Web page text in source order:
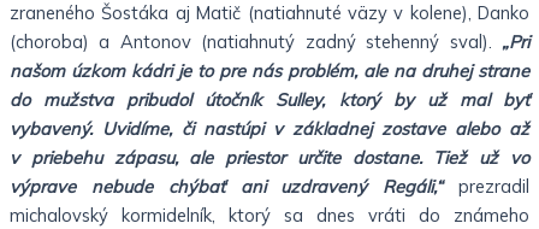
zraneného Šostáka aj Matič (natiahnuté väzy v kolene), Danko
(choroba) a Antonov (natiahnutý zadný stehenný sval). „Pri
našom úzkom kádri je to pre nás problém, ale na druhej strane
do mužstva pribudol útočník Sulley, ktorý by už mal byť
vybavený. Uvidíme, či nastúpi v základnej zostave alebo až
v priebehu zápasu, ale priestor určite dostane. Tiež už vo
výprave nebude chýbať ani uzdravený Regáli,“prezradil
michalovský kormidelník, ktorý sa dnes vráti do známeho